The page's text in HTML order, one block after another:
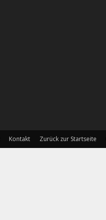
Kontakt Zurück zur Startseite